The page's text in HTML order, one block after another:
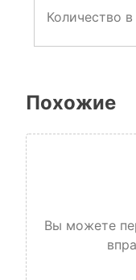
Количество
Похожие
Вы можете